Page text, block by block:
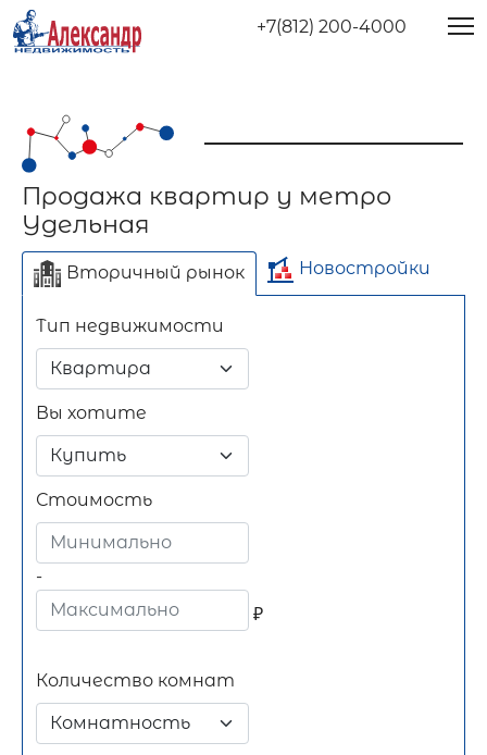
+7(812) 200-4000
Продажа квартир у метро
Удельная
Вторичный рынок Новостройки
Тип недвижимости
Вы хотите
Стоимость
-
₽
Длительный срок
Количество комнат
Комнатность
Отдельно стоящее
здание